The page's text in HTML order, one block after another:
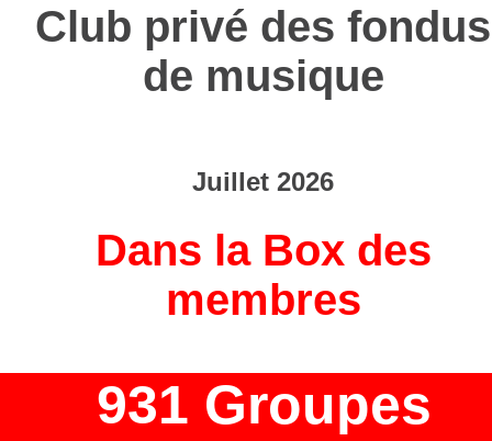
Club privé des fondus
de musique
Dans la Box des
membres
931 Groupes
Juillet 2026